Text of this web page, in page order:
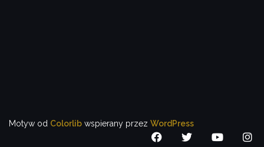
Motyw od Colorlib wspierany przez WordPress